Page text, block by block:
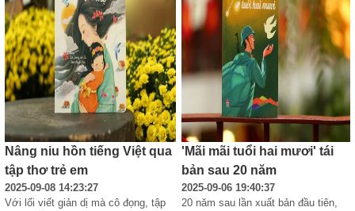
Nâng niu hồn tiếng Việt qua
tập thơ trẻ em
2025-09-08 14:23:27
Với lối viết giản dị mà cô đọng, tập
'Mãi mãi tuổi hai mươi' tái
bản sau 20 năm
2025-09-06 19:40:37
20 năm sau lần xuất bản đầu tiên,